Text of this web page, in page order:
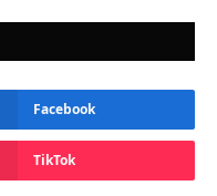
Facebook
TikTok